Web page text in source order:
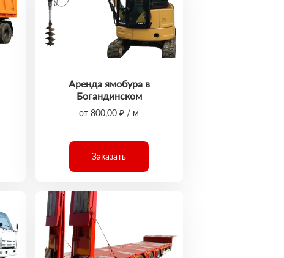
Аренда ямобура в
Богандинском
от 800,00 ₽ / м
Заказать